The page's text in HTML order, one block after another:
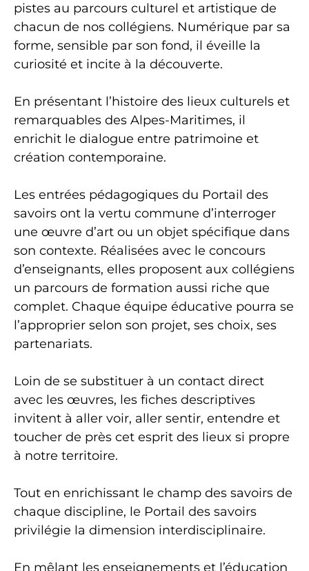
pistes au parcours culturel et artistique de
chacun de nos collégiens. Numérique par sa
forme, sensible par son fond, il éveille la
curiosité et incite à la découverte.
En présentant l’histoire des lieux culturels et
remarquables des Alpes-Maritimes, il
enrichit le dialogue entre patrimoine et
création contemporaine.
Les entrées pédagogiques du Portail des
savoirs ont la vertu commune d’interroger
une œuvre d’art ou un objet spécifique dans
son contexte. Réalisées avec le concours
d’enseignants, elles proposent aux collégiens
un parcours de formation aussi riche que
complet. Chaque équipe éducative pourra se
l’approprier selon son projet, ses choix, ses
partenariats.
Loin de se substituer à un contact direct
avec les œuvres, les fiches descriptives
invitent à aller voir, aller sentir, entendre et
toucher de près cet esprit des lieux si propre
à notre territoire.
Tout en enrichissant le champ des savoirs de
chaque discipline, le Portail des savoirs
privilégie la dimension interdisciplinaire.
En mêlant les enseignements et l’éducation